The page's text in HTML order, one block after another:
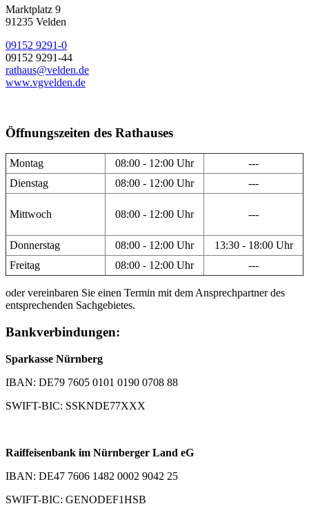
Marktplatz 9
91235 Velden
09152 9291-0
09152 9291-44
rathaus@velden.de
www.vgvelden.de
Öffnungszeiten des Rathauses
Montag 08:00 - 12:00 Uhr
---
Dienstag
08:00 - 12:00 Uhr ---
Mittwoch 08:00 - 12:00 Uhr ---
Donnerstag 08:00 - 12:00 Uhr
13:30 - 18:00 Uhr
Freitag
08:00 - 12:00 Uhr ---
oder vereinbaren Sie einen Termin mit dem Ansprechpartner des
entsprechenden Sachgebietes.
Bankverbindungen:
Sparkasse Nürnberg
IBAN: DE79 7605 0101 0190 0708 88
SWIFT-BIC: SSKNDE77XXX
Raiffeisenbank im Nürnberger Land eG
IBAN: DE47 7606 1482 0002 9042 25
SWIFT-BIC: GENODEF1HSB